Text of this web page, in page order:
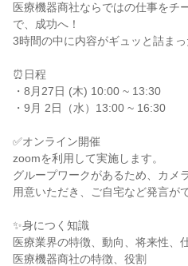
医療機器商社ならではの仕事をチ
で、成功へ！
3時間の中に内容がギュッと詰まっ
⏰日程
・8月27日 (木) 10:00 ~ 13:30
・9月 2日（水）13:00 ~ 16:30
✅オンライン開催
zoomを利用して実施します。
グループワークがあるため、カメ
用意いただき、ご自宅など発言が
✨身につく知識
医療業界の特徴、動向、将来性、
医療機器商社の特徴、役割